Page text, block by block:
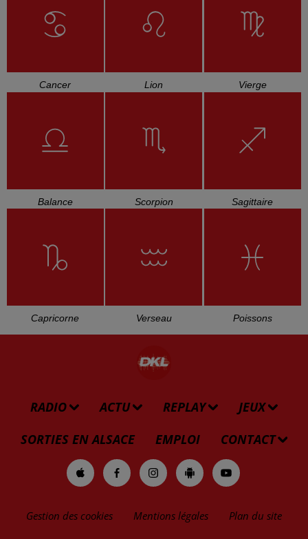
Cancer Lion Vierge
Balance Scorpion Sagittaire
Capricorne Verseau Poissons
RADIO ACTU REPLAY
JEUX
SORTIES EN ALSACE
EMPLOI CONTACT
Gestion des cookies Mentions légales Plan du site